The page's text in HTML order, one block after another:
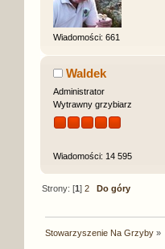
Wiadomości: 661
Waldek
Administrator
Wytrawny grzybiarz
Wiadomości: 14 595
Strony: [1]2 Do góry
Stowarzyszenie Na Grzyby »